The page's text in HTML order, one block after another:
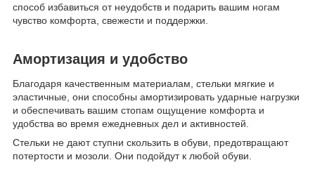
способ избавиться от неудобств и подарить вашим ногам
чувство комфорта, свежести и поддержки.
Амортизация и удобство
Благодаря качественным материалам, стельки мягкие и
эластичные, они способны амортизировать ударные нагрузки
и обеспечивать вашим стопам ощущение комфорта и
удобства во время ежедневных дел и активностей.
Стельки не дают ступни скользить в обуви, предотвращают
потертости и мозоли. Они подойдут к любой обуви.